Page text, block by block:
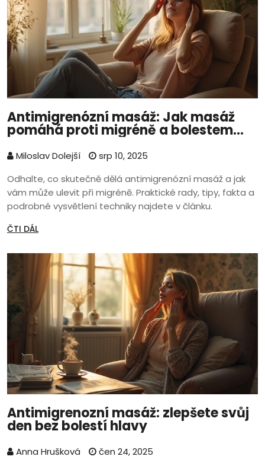
Antimigrenózní masáž: Jak masáž
pomáhá proti migréně a bolestem
hlavy
Miloslav Dolejší
srp 10, 2025
Odhalte, co skutečně dělá antimigrenózní masáž a jak
vám může ulevit při migréně. Praktické rady, tipy, fakta a
podrobné vysvětlení techniky najdete v článku.
ČTI DÁL
Antimigrenozní masáž: zlepšete svůj
den bez bolestí hlavy
Anna Hrušková čen 24, 2025